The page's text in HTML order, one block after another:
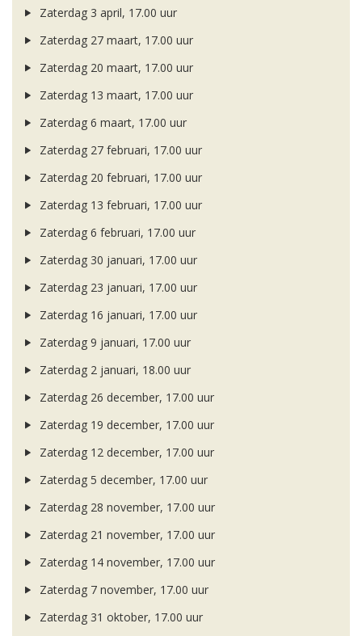
Zaterdag 3 april, 17.00 uur
Zaterdag 27 maart, 17.00 uur
Zaterdag 20 maart, 17.00 uur
Zaterdag 13 maart, 17.00 uur
Zaterdag 6 maart, 17.00 uur
Zaterdag 27 februari, 17.00 uur
Zaterdag 20 februari, 17.00 uur
Zaterdag 13 februari, 17.00 uur
Zaterdag 6 februari, 17.00 uur
Zaterdag 30 januari, 17.00 uur
Zaterdag 23 januari, 17.00 uur
Zaterdag 16 januari, 17.00 uur
Zaterdag 9 januari, 17.00 uur
Zaterdag 2 januari, 18.00 uur
Zaterdag 26 december, 17.00 uur
Zaterdag 19 december, 17.00 uur
Zaterdag 12 december, 17.00 uur
Zaterdag 5 december, 17.00 uur
Zaterdag 28 november, 17.00 uur
Zaterdag 21 november, 17.00 uur
Zaterdag 14 november, 17.00 uur
Zaterdag 7 november, 17.00 uur
Zaterdag 31 oktober, 17.00 uur